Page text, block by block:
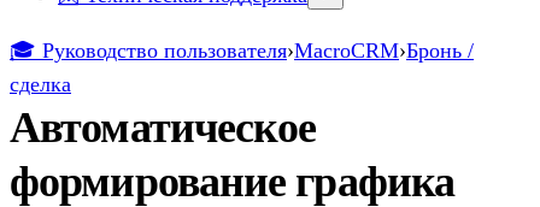
🎓 Руководство пользователя›MacroCRM›Бронь /
сделка
Автоматическое
формирование графика